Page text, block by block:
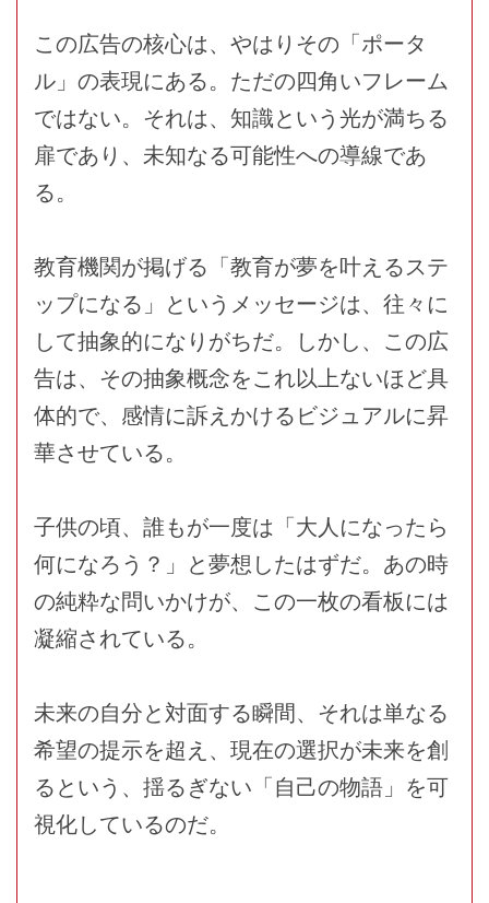
この広告の核心は、やはりその「ポータ
ル」の表現にある。ただの四角いフレーム
ではない。それは、知識という光が満ちる
扉であり、未知なる可能性への導線であ
る。
教育機関が掲げる「教育が夢を叶えるステ
ップになる」というメッセージは、往々に
して抽象的になりがちだ。しかし、この広
告は、その抽象概念をこれ以上ないほど具
体的で、感情に訴えかけるビジュアルに昇
華させている。
子供の頃、誰もが一度は「大人になったら
何になろう？」と夢想したはずだ。あの時
の純粋な問いかけが、この一枚の看板には
凝縮されている。
未来の自分と対面する瞬間、それは単なる
希望の提示を超え、現在の選択が未来を創
るという、揺るぎない「自己の物語」を可
視化しているのだ。